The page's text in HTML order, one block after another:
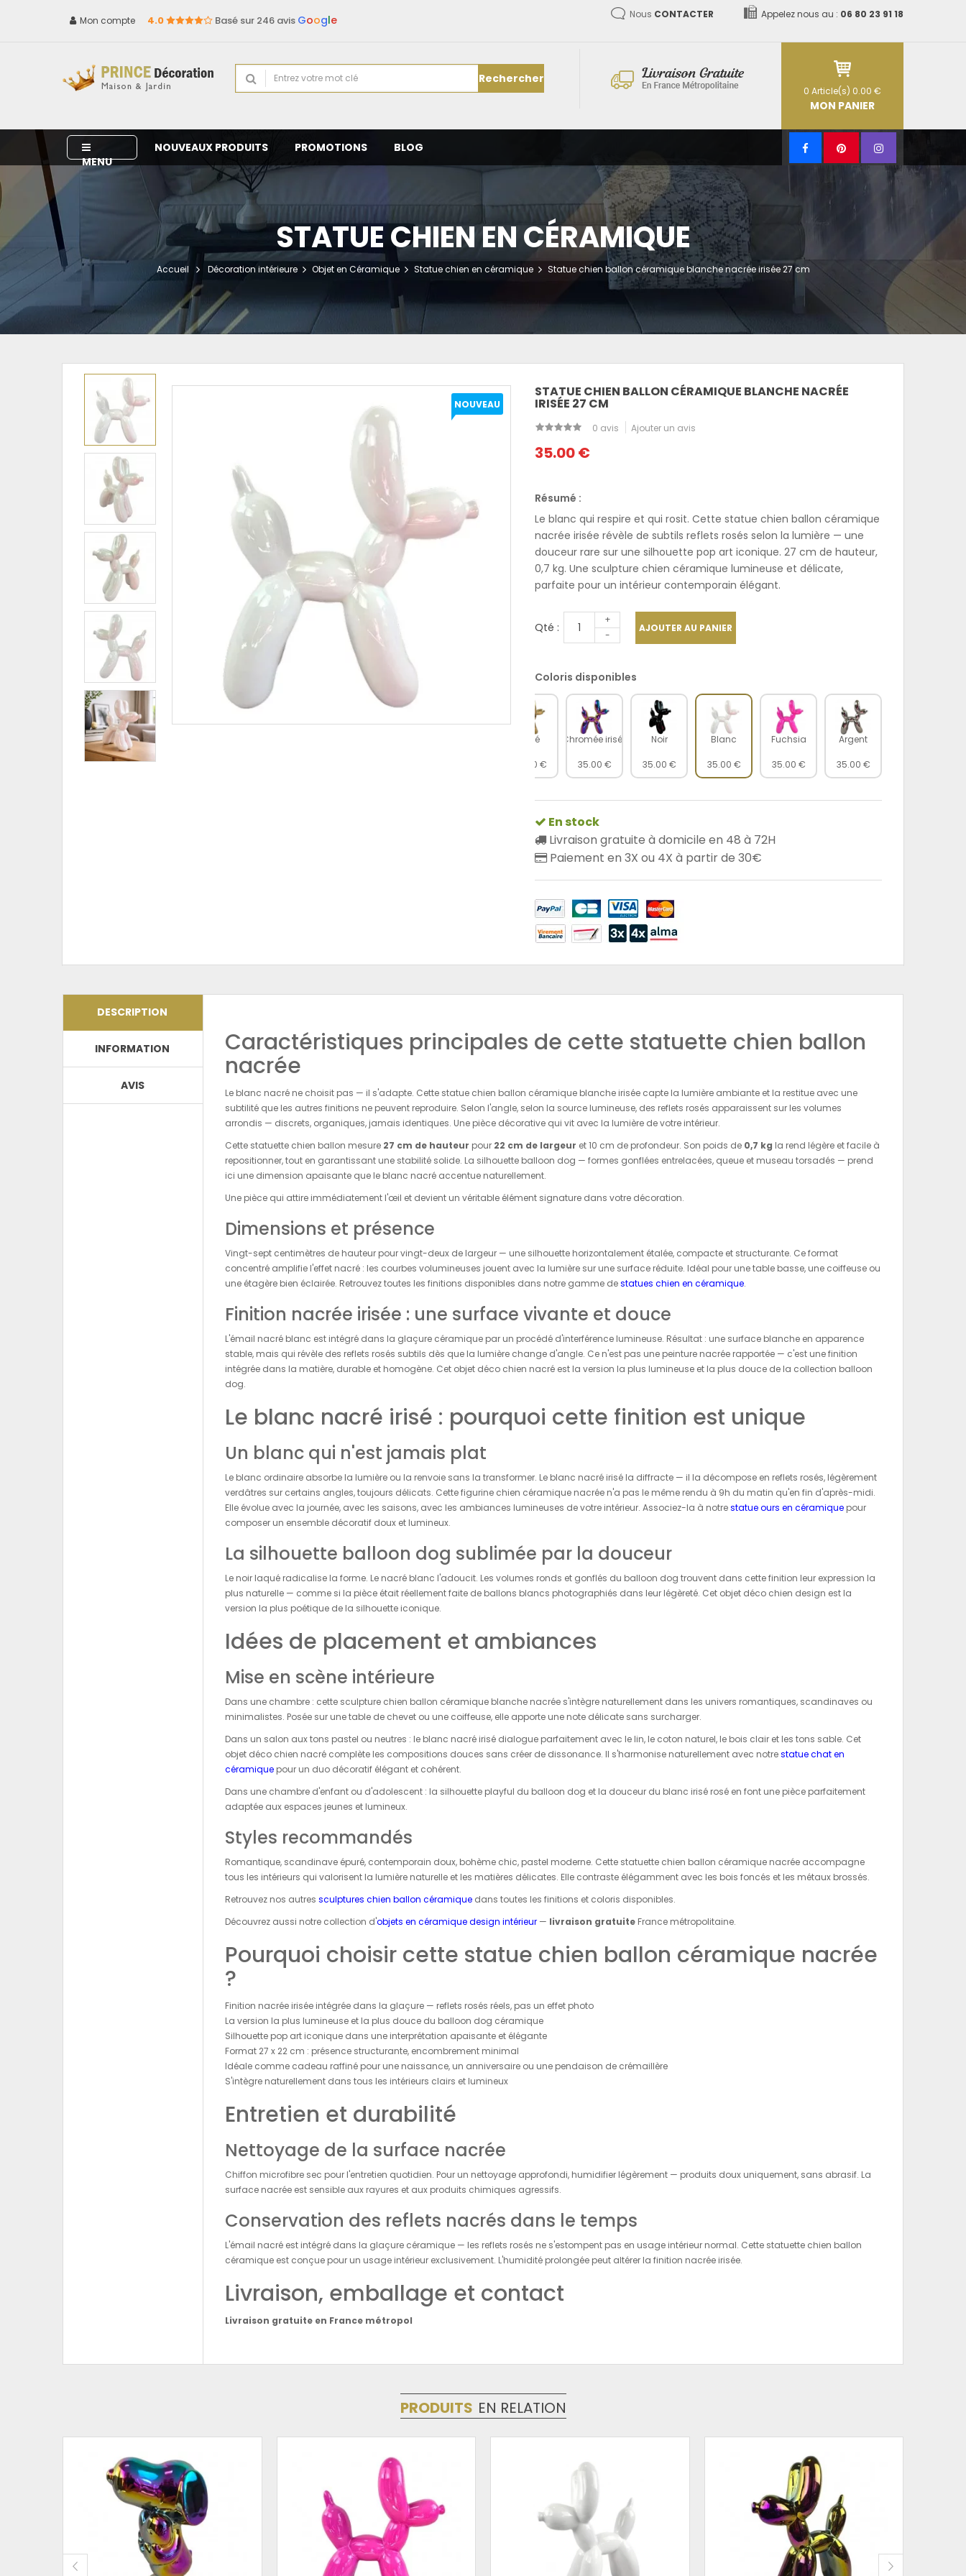
Mon compte 4.0 Basé sur 246 avis Google Nous CONTACTER Appelez nous au : 06 80 23 91 18
Rechercher
0 Article(s) 0.00 €
MON PANIER
MENU
NOUVEAUX PRODUITS PROMOTIONS BLOG
STATUE CHIEN EN CÉRAMIQUE
Accueil Décoration intérieure Objet en Céramique Statue chien en céramique Statue chien ballon céramique blanche nacrée irisée 27 cm
NOUVEAU
STATUE CHIEN BALLON CÉRAMIQUE BLANCHE NACRÉE
IRISÉE 27 CM
0 avis Ajouter un avis
35.00 €
Résumé :
Le blanc qui respire et qui rosit. Cette statue chien ballon céramique
nacrée irisée révèle de subtils reflets rosés selon la lumière — une
douceur rare sur une silhouette pop art iconique. 27 cm de hauteur,
0,7 kg. Une sculpture chien céramique lumineuse et délicate,
parfaite pour un intérieur contemporain élégant.
Qté :
+
-
AJOUTER AU PANIER
Coloris disponibles
Doré
35.00 €
Chromée irisée
35.00 €
Noir
35.00 €
Blanc
35.00 €
Fuchsia
35.00 €
Argent
35.00 €
En stock
Livraison gratuite à domicile en 48 à 72H
Paiement en 3X ou 4X à partir de 30€
DESCRIPTION
INFORMATION
AVIS
Caractéristiques principales de cette statuette chien ballon
nacrée
Le blanc nacré ne choisit pas — il s'adapte. Cette statue chien ballon céramique blanche irisée capte la lumière ambiante et la restitue avec une
subtilité que les autres finitions ne peuvent reproduire. Selon l'angle, selon la source lumineuse, des reflets rosés apparaissent sur les volumes
arrondis — discrets, organiques, jamais identiques. Une pièce décorative qui vit avec la lumière de votre intérieur.
Cette statuette chien ballon mesure 27 cm de hauteur pour 22 cm de largeur et 10 cm de profondeur. Son poids de 0,7 kg la rend légère et facile à
repositionner, tout en garantissant une stabilité solide. La silhouette balloon dog — formes gonflées entrelacées, queue et museau torsadés — prend
ici une dimension apaisante que le blanc nacré accentue naturellement.
Une pièce qui attire immédiatement l'œil et devient un véritable élément signature dans votre décoration.
Dimensions et présence
Vingt-sept centimètres de hauteur pour vingt-deux de largeur — une silhouette horizontalement étalée, compacte et structurante. Ce format
concentré amplifie l'effet nacré : les courbes volumineuses jouent avec la lumière sur une surface réduite. Idéal pour une table basse, une coiffeuse ou
une étagère bien éclairée. Retrouvez toutes les finitions disponibles dans notre gamme destatues chien en céramique.
Finition nacrée irisée : une surface vivante et douce
L'émail nacré blanc est intégré dans la glaçure céramique par un procédé d'interférence lumineuse. Résultat : une surface blanche en apparence
stable, mais qui révèle des reflets rosés subtils dès que la lumière change d'angle. Ce n'est pas une peinture nacrée rapportée — c'est une finition
intégrée dans la matière, durable et homogène. Cet objet déco chien nacré est la version la plus lumineuse et la plus douce de la collection balloon
dog.
Le blanc nacré irisé : pourquoi cette finition est unique
Un blanc qui n'est jamais plat
Le blanc ordinaire absorbe la lumière ou la renvoie sans la transformer. Le blanc nacré irisé la diffracte — il la décompose en reflets rosés, légèrement
verdâtres sur certains angles, toujours délicats. Cette figurine chien céramique nacrée n'a pas le même rendu à 9h du matin qu'en fin d'après-midi.
Elle évolue avec la journée, avec les saisons, avec les ambiances lumineuses de votre intérieur. Associez-la à notrestatue ours en céramiquepour
composer un ensemble décoratif doux et lumineux.
La silhouette balloon dog sublimée par la douceur
Le noir laqué radicalise la forme. Le nacré blanc l'adoucit. Les volumes ronds et gonflés du balloon dog trouvent dans cette finition leur expression la
plus naturelle — comme si la pièce était réellement faite de ballons blancs photographiés dans leur légèreté. Cet objet déco chien design est la
version la plus poétique de la silhouette iconique.
Idées de placement et ambiances
Mise en scène intérieure
Dans une chambre : cette sculpture chien ballon céramique blanche nacrée s'intègre naturellement dans les univers romantiques, scandinaves ou
minimalistes. Posée sur une table de chevet ou une coiffeuse, elle apporte une note délicate sans surcharger.
Dans un salon aux tons pastel ou neutres : le blanc nacré irisé dialogue parfaitement avec le lin, le coton naturel, le bois clair et les tons sable. Cet
objet déco chien nacré complète les compositions douces sans créer de dissonance. Il s'harmonise naturellement avec notrestatue chat en
céramiquepour un duo décoratif élégant et cohérent.
Dans une chambre d'enfant ou d'adolescent : la silhouette playful du balloon dog et la douceur du blanc irisé rosé en font une pièce parfaitement
adaptée aux espaces jeunes et lumineux.
Styles recommandés
Romantique, scandinave épuré, contemporain doux, bohème chic, pastel moderne. Cette statuette chien ballon céramique nacrée accompagne
tous les intérieurs qui valorisent la lumière naturelle et les matières délicates. Elle contraste élégamment avec les bois foncés et les métaux brossés.
Retrouvez nos autres sculptures chien ballon céramiquedans toutes les finitions et coloris disponibles.
Découvrez aussi notre collection d'objets en céramique design intérieur— livraison gratuiteFrance métropolitaine.
Pourquoi choisir cette statue chien ballon céramique nacrée
?
Finition nacrée irisée intégrée dans la glaçure — reflets rosés réels, pas un effet photo
La version la plus lumineuse et la plus douce du balloon dog céramique
Silhouette pop art iconique dans une interprétation apaisante et élégante
Format 27 x 22 cm : présence structurante, encombrement minimal
Idéale comme cadeau raffiné pour une naissance, un anniversaire ou une pendaison de crémaillère
S'intègre naturellement dans tous les intérieurs clairs et lumineux
Entretien et durabilité
Nettoyage de la surface nacrée
Chiffon microfibre sec pour l'entretien quotidien. Pour un nettoyage approfondi, humidifier légèrement — produits doux uniquement, sans abrasif. La
surface nacrée est sensible aux rayures et aux produits chimiques agressifs.
Conservation des reflets nacrés dans le temps
L'émail nacré est intégré dans la glaçure céramique — les reflets rosés ne s'estompent pas en usage intérieur normal. Cette statuette chien ballon
céramique est conçue pour un usage intérieur exclusivement. L'humidité prolongée peut altérer la finition nacrée irisée.
Livraison, emballage et contact
Livraison gratuite en France métropol
PRODUITS EN RELATION